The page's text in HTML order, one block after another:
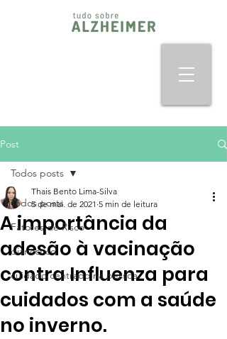
Post
Todos posts
Fatores de Risco
dianóstico
cuidado centrado na pessoa
Todos posts
A importância da
adesão à vacinação
contra Influenza para
cuidados com a saúde
no inverno.
Thais Bento Lima-Silva
5 de mai. de 2021 5 min de leitura